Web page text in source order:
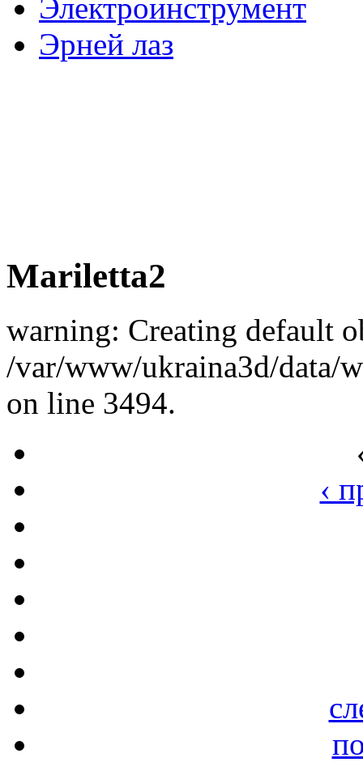
Электроинструмент
Эрней лаз
Mariletta2
warning: Creating default
/var/www/ukraina3d/data/
on line 3494.
‹